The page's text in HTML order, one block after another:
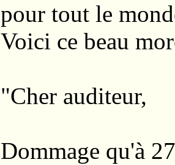
pour tout le
Voici ce beau
"Cher auditeur,
Dommage qu'à